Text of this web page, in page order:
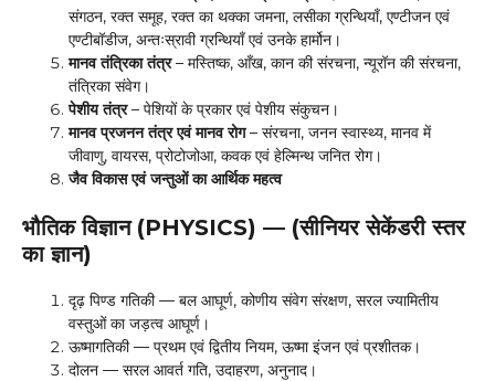
संगठन, रक्त समूह, रक्त का थक्का जमना, लसीका ग्रन्थियाँ, एण्टीजन एवं
एण्टीबॉडीज, अन्तःस्रावी ग्रन्थियाँ एवं उनके हार्मोन।
मानव तंत्रिका तंत्र– मस्तिष्क, आँख, कान की संरचना, न्यूरॉन की संरचना,
तंत्रिका संवेग।
पेशीय तंत्र– पेशियों के प्रकार एवं पेशीय संकुचन।
मानव प्रजनन तंत्र एवं मानव रोग– संरचना, जनन स्वास्थ्य, मानव में
जीवाणु, वायरस, प्रोटोजोआ, कवक एवं हेल्मिन्थ जनित रोग।
जैव विकास एवं जन्तुओं का आर्थिक महत्व
भौतिक विज्ञान (PHYSICS) — (सीनियर सेकेंडरी स्तर
का ज्ञान)
दृढ़ पिण्ड गतिकी — बल आघूर्ण, कोणीय संवेग संरक्षण, सरल ज्यामितीय
वस्तुओं का जड़त्व आघूर्ण।
ऊष्मागतिकी — प्रथम एवं द्वितीय नियम, ऊष्मा इंजन एवं प्रशीतक।
दोलन — सरल आवर्त गति, उदाहरण, अनुनाद।